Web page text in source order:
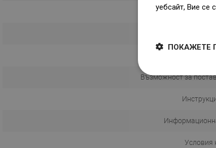
Възможност за
Условия
уебсайт, Вие се
ПОКАЖЕТЕ